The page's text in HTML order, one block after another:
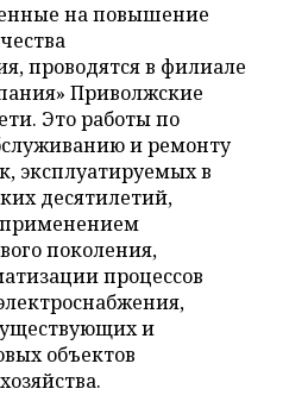
ПФО
на повышение
проводятся в филиале
Приволжские
Это работы по
и ремонту
эксплуатируемых в
десятилетий,
поколения,
процессов
и
объектов